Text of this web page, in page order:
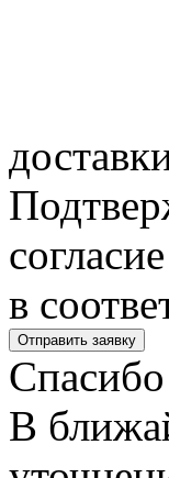
в
Спасибо
В